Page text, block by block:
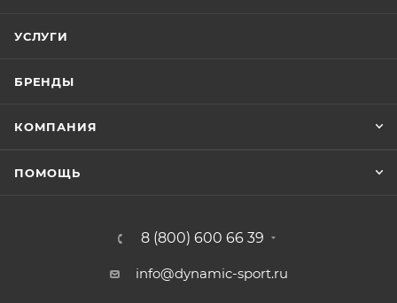
УСЛУГИ
БРЕНДЫ
КОМПАНИЯ
ПОМОЩЬ
8 (800) 600 66 39
info@dynamic-sport.ru